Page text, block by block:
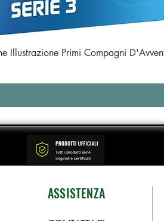
Illustrazione Primi Compagni
ASSISTENZA